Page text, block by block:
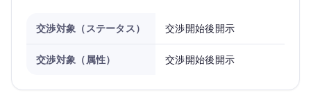
交渉対象（ステータス） 交渉開始後開示
交渉対象（属性） 交渉開始後開示